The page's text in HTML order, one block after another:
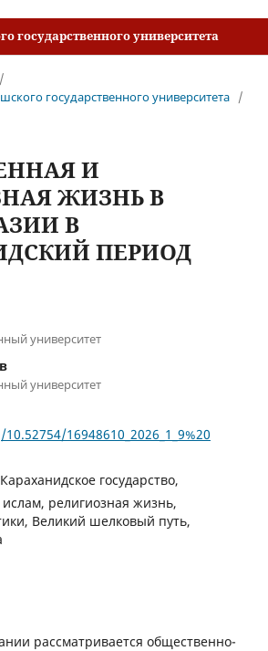
государственного университета
/
государственного университета /
И
ЖИЗНЬ В
В
ПЕРИОД
университет
университет
16948610_2026_1_9%20
Караханидское государство,
религиозная жизнь,
Великий шелковый путь,
рассматривается общественно-